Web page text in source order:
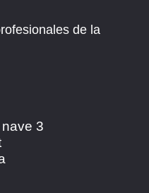
de la
3